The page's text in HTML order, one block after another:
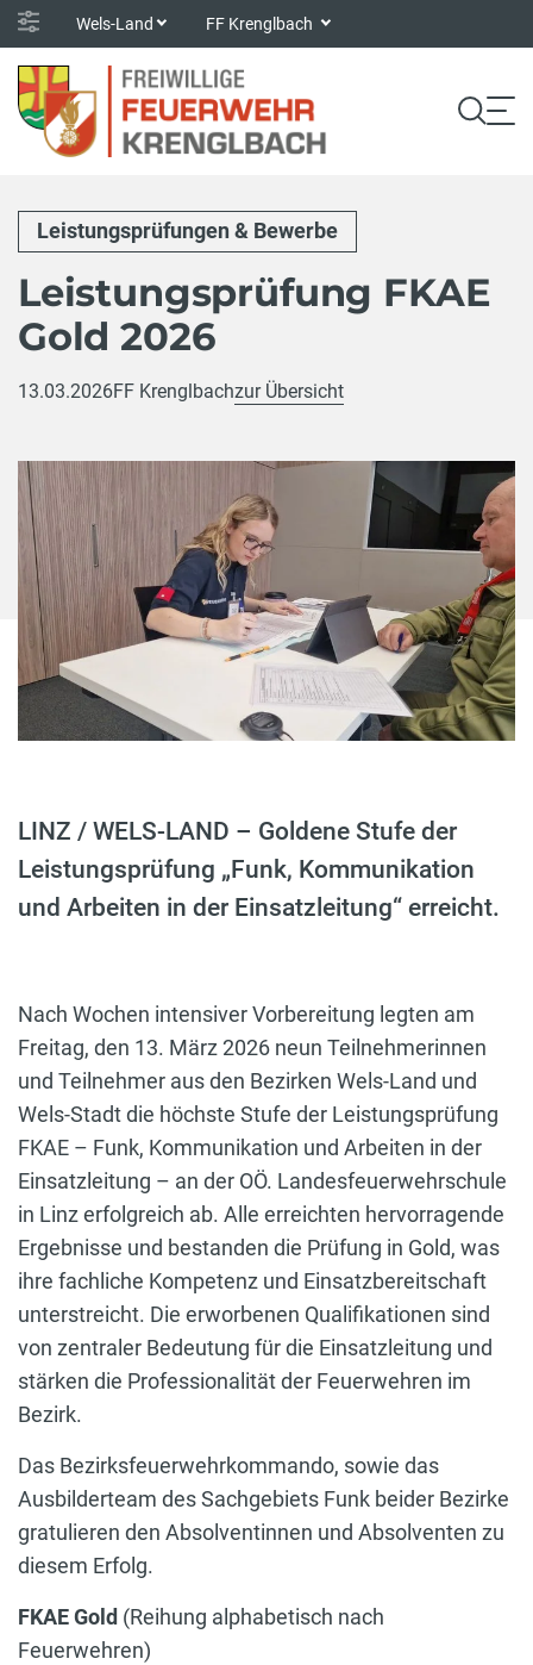
Wels-Land FF Krenglbach
Leistungsprüfungen & Bewerbe
Leistungsprüfung FKAE
Gold 2026
13.03.2026FF Krenglbachzur Übersicht
LINZ / WELS-LAND – Goldene Stufe der
Leistungsprüfung „Funk, Kommunikation
und Arbeiten in der Einsatzleitung“ erreicht.
Nach Wochen intensiver Vorbereitung legten am
Freitag, den 13. März 2026 neun Teilnehmerinnen
und Teilnehmer aus den Bezirken Wels-Land und
Wels-Stadt die höchste Stufe der Leistungsprüfung
FKAE – Funk, Kommunikation und Arbeiten in der
Einsatzleitung – an der OÖ. Landesfeuerwehrschule
in Linz erfolgreich ab. Alle erreichten hervorragende
Ergebnisse und bestanden die Prüfung in Gold, was
ihre fachliche Kompetenz und Einsatzbereitschaft
unterstreicht. Die erworbenen Qualifikationen sind
von zentraler Bedeutung für die Einsatzleitung und
stärken die Professionalität der Feuerwehren im
Bezirk.
Das Bezirksfeuerwehrkommando, sowie das
Ausbilderteam des Sachgebiets Funk beider Bezirke
gratulieren den Absolventinnen und Absolventen zu
diesem Erfolg.
FKAE Gold (Reihung alphabetisch nach
Feuerwehren)